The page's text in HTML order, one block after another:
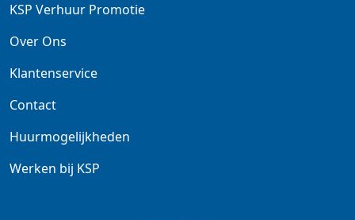
KSP Verhuur Promotie
Over Ons
Klantenservice
Contact
Huurmogelijkheden
Werken bij KSP